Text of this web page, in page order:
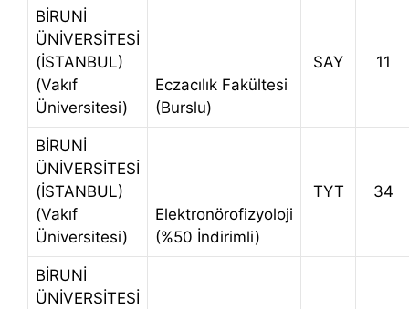
BİRUNİ
ÜNİVERSİTESİ
(İSTANBUL)
(Vakıf
Üniversitesi)
Eczacılık Fakültesi
(Burslu)
SAY 11
BİRUNİ
ÜNİVERSİTESİ
(İSTANBUL)
(Vakıf
Üniversitesi)
Elektronörofizyoloji
(%50 İndirimli)
TYT 34
BİRUNİ
ÜNİVERSİTESİ